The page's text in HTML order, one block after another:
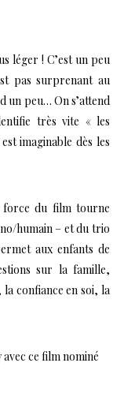
léger ! C’est un peu
pas surprenant au
un peu… On s’attend
très vite « les
imaginable dès les
force du film tourne
humain – et du trio
aux enfants de
sur la famille,
confiance en soi, la
ce film nominé